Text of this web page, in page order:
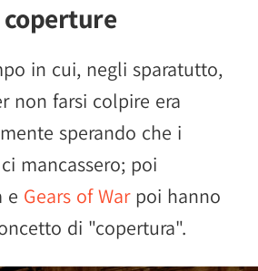
coperture
in cui, negli sparatutto,
non farsi colpire era
sperando che i
mancassero; poi
e Gears of Warpoi hanno
di "copertura".